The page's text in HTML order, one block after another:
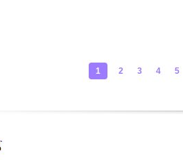
1 2 3 4 5